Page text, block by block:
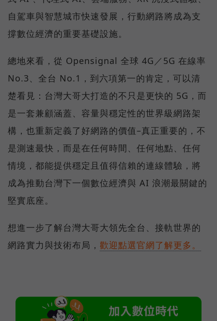
自駕車與智慧城市快速發展，行動網路將成為支
撐數位經濟的重要基礎設施。
總地來看，從 Opensignal 全球 4G／5G 在線率
No.3、全台 No.1，到六項第一的肯定，可以清
楚看見：台灣大哥大打造的不只是更快的 5G，而
是一套兼顧涵蓋、容量與穩定性的世界級網路架
構，也重新定義了好網路的價值–真正重要的，不
是測速最快，而是在任何時間、任何地點、任何
情境，都能提供穩定且值得信賴的連線體驗，將
成為推動台灣下一個數位經濟與 AI 浪潮最關鍵的
堅實底座。
想進一步了解台灣大哥大領先全台、接軌世界的
網路實力與技術布局， 歡迎點選官網了解更多。